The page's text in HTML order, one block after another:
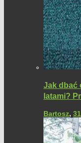
Jak dbać
latami?
Bartosz,